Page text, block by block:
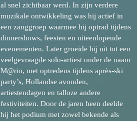
al snel zichtbaar werd. In zijn verdere
muzikale ontwikkeling was hij actief in
een zanggroep waarmee hij optrad tijdens
dinnershows, feesten en uiteenlopende
evenementen. Later groeide hij uit tot een
veelgevraagde solo-artiest onder de naam
M@rio, met optredens tijdens après-ski
party’s, Hollandse avonden,
artiestendagen en talloze andere
festiviteiten. Door de jaren heen deelde
hij het podium met zowel bekende als